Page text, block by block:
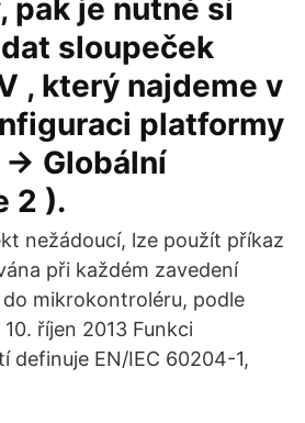
pak je nutné si
sloupeček
, který najdeme v
platformy
> Globální
2 ).
nežádoucí, lze použít příkaz
při každém zavedení
mikrokontroléru, podle
říjen 2013 Funkci
definuje EN/IEC 60204-1,